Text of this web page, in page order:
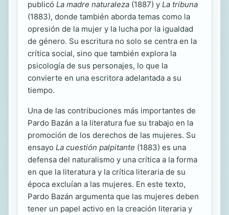
publicó La madre naturaleza (1887) y La tribuna
(1883), donde también aborda temas como la
opresión de la mujer y la lucha por la igualdad
de género. Su escritura no solo se centra en la
crítica social, sino que también explora la
psicología de sus personajes, lo que la
convierte en una escritora adelantada a su
tiempo.
Una de las contribuciones más importantes de
Pardo Bazán a la literatura fue su trabajo en la
promoción de los derechos de las mujeres. Su
ensayo La cuestión palpitante (1883) es una
defensa del naturalismo y una crítica a la forma
en que la literatura y la crítica literaria de su
época excluían a las mujeres. En este texto,
Pardo Bazán argumenta que las mujeres deben
tener un papel activo en la creación literaria y